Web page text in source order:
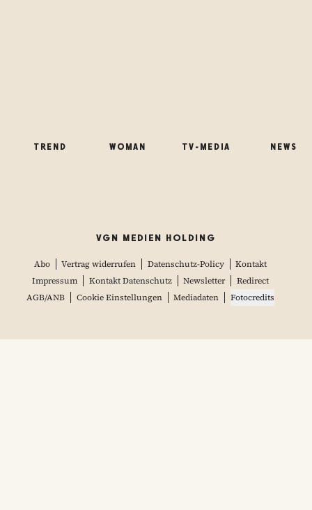
TREND WOMAN TV-MEDIA NEWS
VGN MEDIEN HOLDING
Abo Vertrag widerrufen Datenschutz-Policy
Kontakt
Impressum
Kontakt Datenschutz Newsletter
Redirect
AGB/ANB
Cookie Einstellungen Mediadaten Fotocredits